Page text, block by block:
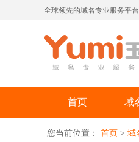
全球领先的域名专业服务平台
首页 域
您当前位置： 首页 > 域